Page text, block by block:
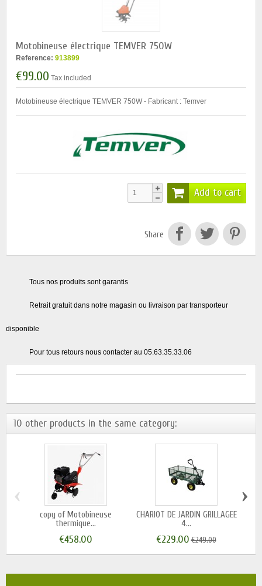
Motobineuse électrique TEMVER 750W
Reference: 913899
€99.00 Tax included
Motobineuse électrique TEMVER 750W - Fabricant : Temver
Add to cart
Share
Tous nos produits sont garantis
Retrait gratuit dans notre magasin ou livraison par transporteur
disponible
Pour tous retours nous contacter au 05.63.35.33.06
10 other products in the same category:
copy of Motobineuse
thermique...
€458.00
CHARIOT DE JARDIN GRILLAGEE
4...
€229.00 €249.00
‹ ›